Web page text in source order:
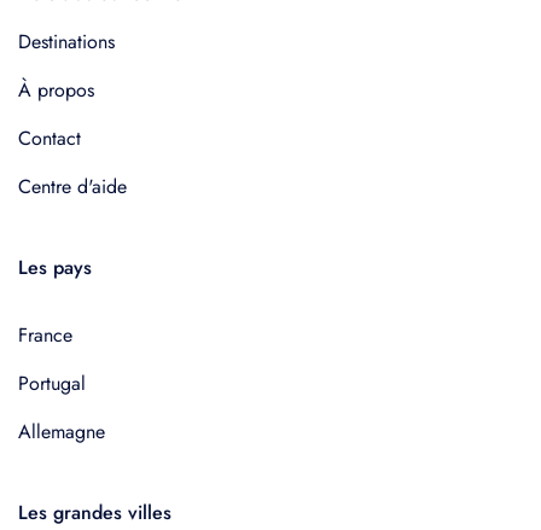
Destinations
À propos
Contact
Centre d'aide
Les pays
France
Portugal
Allemagne
Les grandes villes